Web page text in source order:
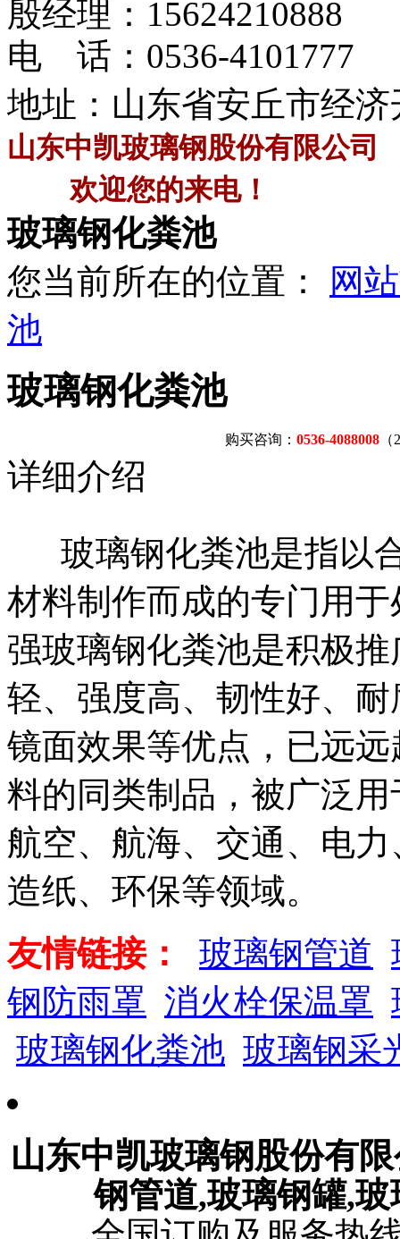
殷经理： 15624210888
电 话： 0536-4101777
地址：山东省安丘市经济
山东中凯玻璃钢股份有限公司
欢迎您的来电！
玻璃钢化粪池
您当前所在的位置：
网
池
玻璃钢化粪池
购买咨询： 0536-4088008
详细介绍
玻璃钢化粪池是指以
材料制作而成的专门用
强玻璃钢化粪池是积极
轻、强度高、韧性好、
镜面效果等优点，已远
料的同类制品，被广泛
航空、航海、交通、电
造纸、环保等领域。
友情链接：
玻璃钢管道
钢防雨罩 消火栓保温罩
玻璃钢化粪池 玻璃钢采
山东中凯玻璃钢股份有
钢管道,玻璃钢罐,